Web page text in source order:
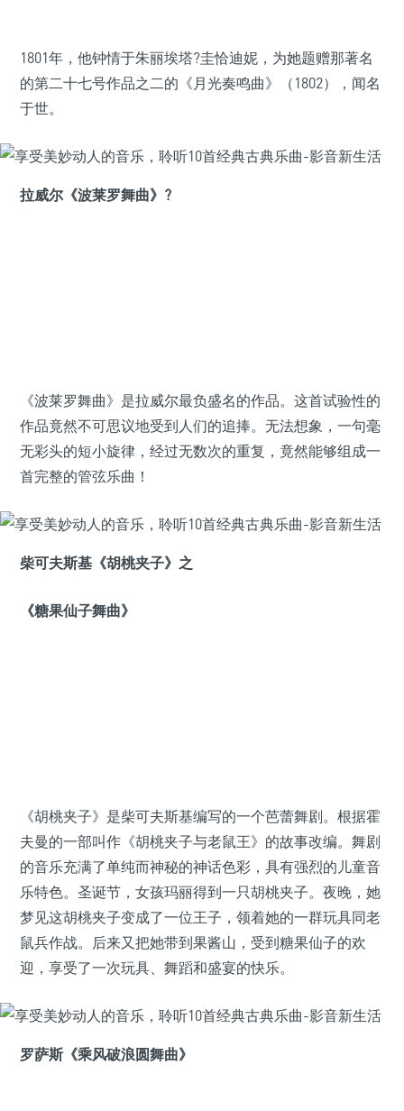
1801年，他钟情于朱丽埃塔?圭恰迪妮，为她题赠那著名
的第二十七号作品之二的《月光奏鸣曲》（1802），闻名
于世。
拉威尔《波莱罗舞曲》?
《波莱罗舞曲》是拉威尔最负盛名的作品。这首试验性的
作品竟然不可思议地受到人们的追捧。无法想象，一句毫
无彩头的短小旋律，经过无数次的重复，竟然能够组成一
首完整的管弦乐曲！
柴可夫斯基《胡桃夹子》之
《糖果仙子舞曲》
《胡桃夹子》是柴可夫斯基编写的一个芭蕾舞剧。根据霍
夫曼的一部叫作《胡桃夹子与老鼠王》的故事改编。舞剧
的音乐充满了单纯而神秘的神话色彩，具有强烈的儿童音
乐特色。圣诞节，女孩玛丽得到一只胡桃夹子。夜晚，她
梦见这胡桃夹子变成了一位王子，领着她的一群玩具同老
鼠兵作战。后来又把她带到果酱山，受到糖果仙子的欢
迎，享受了一次玩具、舞蹈和盛宴的快乐。
罗萨斯《乘风破浪圆舞曲》